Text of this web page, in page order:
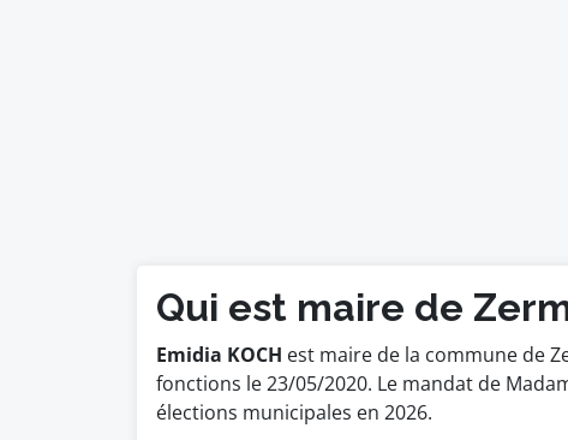
Qui est maire de
Emidia KOCH est maire de la commune de
fonctions le 23/05/2020. Le mandat de
élections municipales en 2026.